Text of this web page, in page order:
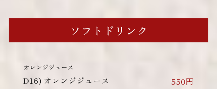
ソフトドリンク
オレンジジュース
D16) オレンジジュース 550円